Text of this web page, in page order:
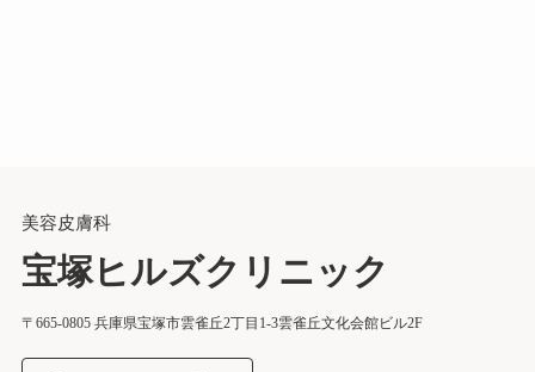
美容皮膚科
宝塚ヒルズクリニック
〒665-0805 兵庫県宝塚市雲雀丘2丁目1-3雲雀丘文化会館ビル2F